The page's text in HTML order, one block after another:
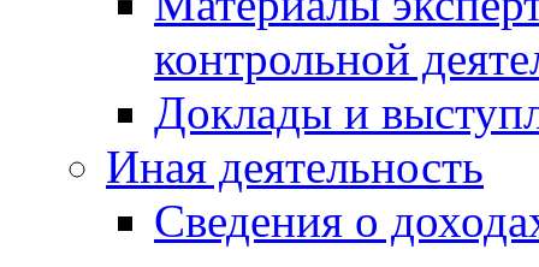
контрольной
Доклады и
Иная деятельность
Сведения о